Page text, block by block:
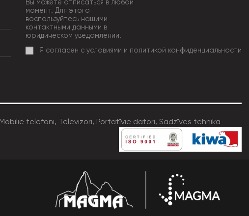
Вы можете отписаться в любой
момент. Для этого
воспользуйтесь нашими
контактными данными в
юридическом уведомлении.
Я согласен с условиями и политикой конфиденциальности